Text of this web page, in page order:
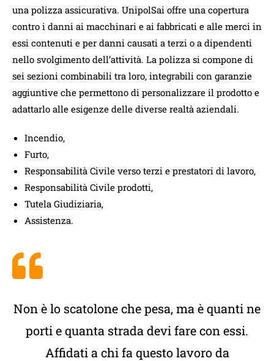
una polizza assicurativa. UnipolSai offre una copertura
contro i danni ai macchinari e ai fabbricati e alle merci in
essi contenuti e per danni causati a terzi o a dipendenti
nello svolgimento dell’attività. La polizza si compone di
sei sezioni combinabili tra loro, integrabili con garanzie
aggiuntive che permettono di personalizzare il prodotto e
adattarlo alle esigenze delle diverse realtà aziendali.
Incendio,
Furto,
Responsabilità Civile verso terzi e prestatori di lavoro,
Responsabilità Civile prodotti,
Tutela Giudiziaria,
Assistenza.
Non è lo scatolone che pesa, ma è quanti ne
porti e quanta strada devi fare con essi.
Affidati a chi fa questo lavoro da